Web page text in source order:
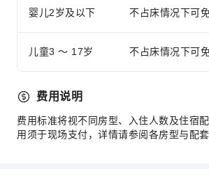
婴儿2岁及以下 不占床情况下可
儿童3 ～ 17岁 不占床情况下可
费用说明
费用标准将视不同房型、入住人数及住宿
用须于现场支付，详情请参阅各房型与配套